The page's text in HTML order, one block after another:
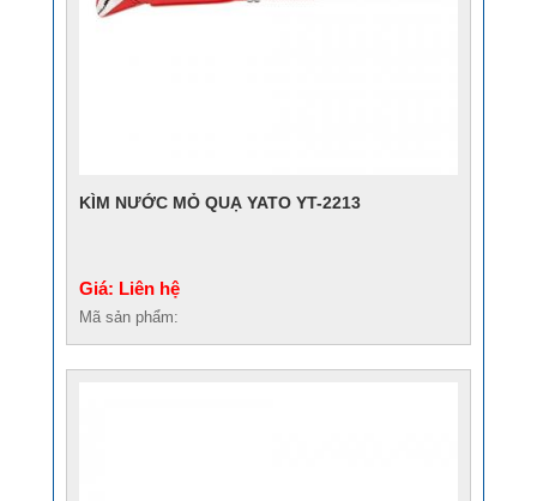
KÌM NƯỚC MỎ QUẠ YATO YT-2213
Giá: Liên hệ
Mã sản phẩm: